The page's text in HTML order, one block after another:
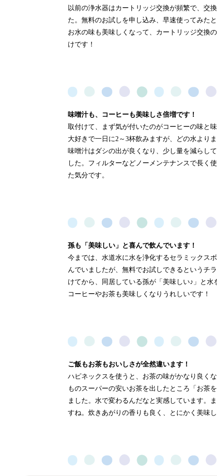
以前の浄水器はカートリッジ交換が頻繁で、交
た。無料のお試しを申し込み、早速使ってみた
お水の味も美味しくなって、カートリッジ交換
けです！
味噌汁も、コーヒーも美味しさ倍増です！
取付けて、まず気が付いたのがコーヒーの味と
大好きで一日に2～3杯飲みますが、どの水より
味噌汁はダシの出が良くなり、少し量を減らし
した。フィルターなどノーメンテナンスで長く
た気分です。
孫も「美味しい」と喜んで飲んでいます！
今までは、水道水に水を浄化するセラミックス
んでいましたが、無料でお試しできるというチ
けてから、同居している孫が「美味しい♪」と
コーヒーやお茶も美味しくなりうれしいです！
ご飯もお茶もおいしさが全然違います！
ハピネックスを使うと、お茶の味がかなり良く
ものスーパーの安いお茶を出したところ「お茶
ました。水で変わるんだなと実感しています。
すね。炊きあがりの香りも良く、とにかく美味